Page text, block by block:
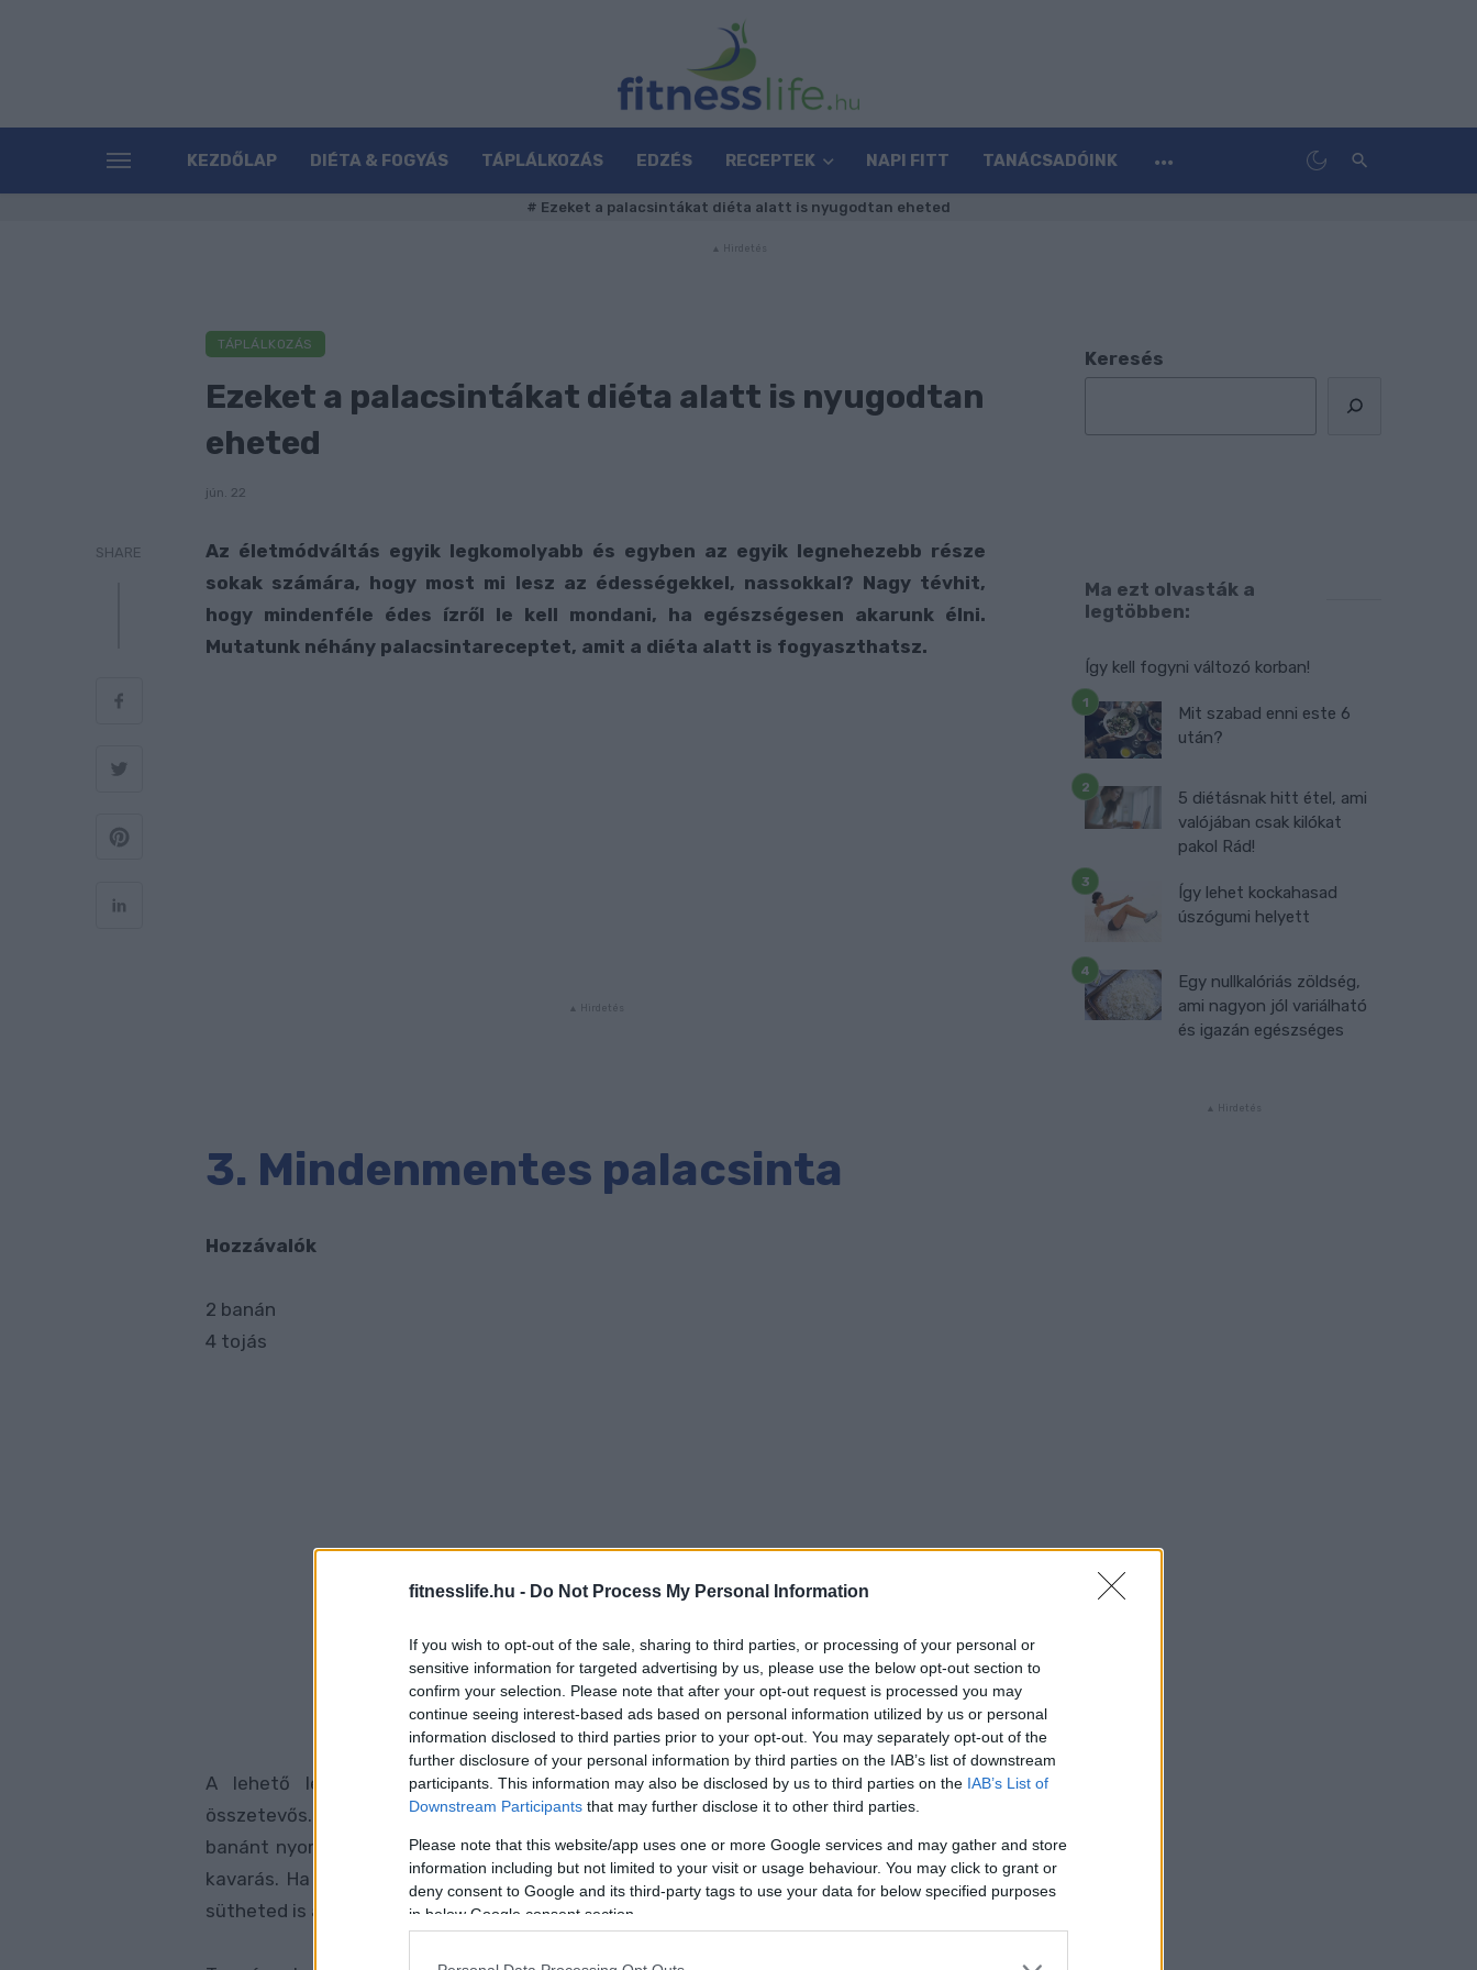
fitnesslife.hu - Do Not Process My Personal Information
If you wish to opt-out of the sale, sharing to third parties, or processing of your personal or
sensitive information for targeted advertising by us, please use the below opt-out section to
confirm your selection. Please note that after your opt-out request is processed you may
continue seeing interest-based ads based on personal information utilized by us or personal
information disclosed to third parties prior to your opt-out. You may separately opt-out of the
further disclosure of your personal information by third parties on the IAB’s list of downstream
participants. This information may also be disclosed by us to third parties on the IAB’s List of
Downstream Participants that may further disclose it to other third parties.
Please note that this website/app uses one or more Google services and may gather and store
information including but not limited to your visit or usage behaviour. You may click to grant or
deny consent to Google and its third-party tags to use your data for below specified purposes
in below Google consent section.
KEZDŐLAP DIÉTA & FOGYÁS TÁPLÁLKOZÁS EDZÉS RECEPTEK NAPI FITT TANÁCSADÓINK
# Ezeket a palacsintákat diéta alatt is nyugodtan eheted
TÁPLÁLKOZÁS
Ezeket a palacsintákat diéta alatt is nyugodtan
eheted
jún. 22
SHARE
Az életmódváltás egyik legkomolyabb és egyben az egyik legnehezebb része
sokak számára, hogy most mi lesz az édességekkel, nassokkal? Nagy tévhit,
hogy mindenféle édes ízről le kell mondani, ha egészségesen akarunk élni.
Mutatunk néhány palacsintareceptet, amit a diéta alatt is fogyaszthatsz.
3. Mindenmentes palacsinta
Hozzávalók
2 banán
4 tojás
A lehető legegyszerűbb variációja az egészséges palacsintának mindössze két
összetevős. Na jó, vegyünk hozzá egy csipet fahéjat, de még akkor is csak három. A
banánt nyomkodd össze villával, majd jöhet rá a tojás, a fűszer, végül jöhet a keverés-
kavarás. Ha elkészültél egy masszával, teflonra tegyél pár csepp kókuszzsírt, és már
sütheted is a minipalacsintákat.
Keresés
Ma ezt olvasták a
legtöbben:
Így kell fogyni változó korban!
Mit szabad enni este 6
után?
5 diétásnak hitt étel, ami
valójában csak kilókat
pakol Rád!
Így lehet kockahasad
úszógumi helyett
Egy nullkalóriás zöldség,
ami nagyon jól variálható
és igazán egészséges